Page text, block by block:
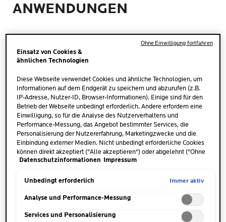
ANWENDUNGEN
MENGE
Einsatz von Cookies &
ähnlichen Technologien
Diese Webseite verwendet Cookies und ähnliche Technologien, um
Informationen auf dem Endgerät zu speichern und abzurufen (z.B.
IP-Adresse, Nutzer-ID, Browser-Informationen). Einige sind für den
Betrieb der Webseite unbedingt erforderlich. Andere erfordern eine
Einwilligung, so für die Analyse des Nutzerverhaltens und
Performance-Messung, das Angebot bestimmter Services, die
Personalisierung der Nutzererfahrung, Marketingzwecke und die
Einbindung externer Medien. Nicht unbedingt erforderliche Cookies
können direkt akzeptiert ("Alle akzeptieren") oder abgelehnt ("Ohne
Einwilligung fortfahren") werden. Individuelle Anpassungen der
speichern"). Die Auswahl kann jederzeit unter dem Link "Cookie-
unsere Datenschutzinformationen.
Datenschutzinformationen Impressum
Unbedingt erforderlich Immer aktiv
Analyse und Performance-Messung
Services und Personalisierung
Ohne Einwilligung fortfahren